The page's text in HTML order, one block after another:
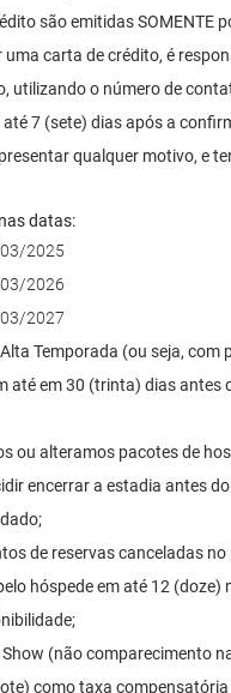
são emitidas SOMENTE
uma carta de crédito, é
utilizando o número de
até 7 (sete) dias após a
qualquer motivo, e
datas:
2025
2026
2027
Temporada (ou seja,
até em 30 (trinta) dias antes
ou alteramos pacotes de
encerrar a estadia antes
de reservas canceladas
hóspede em até 12
Show (não comparecimento
como taxa